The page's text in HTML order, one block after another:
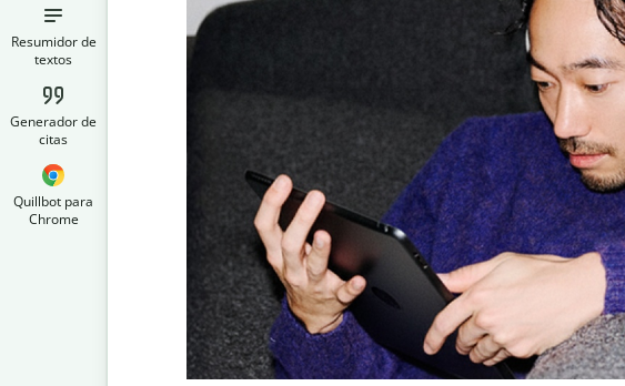
Resumidor de
textos
Generador de
citas
Quillbot para
Chrome